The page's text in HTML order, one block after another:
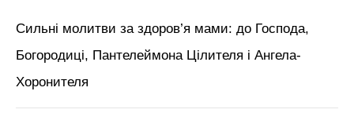
Сильні молитви за здоров’я мами: до Господа,
Богородиці, Пантелеймона Цілителя і Ангела-
Хоронителя